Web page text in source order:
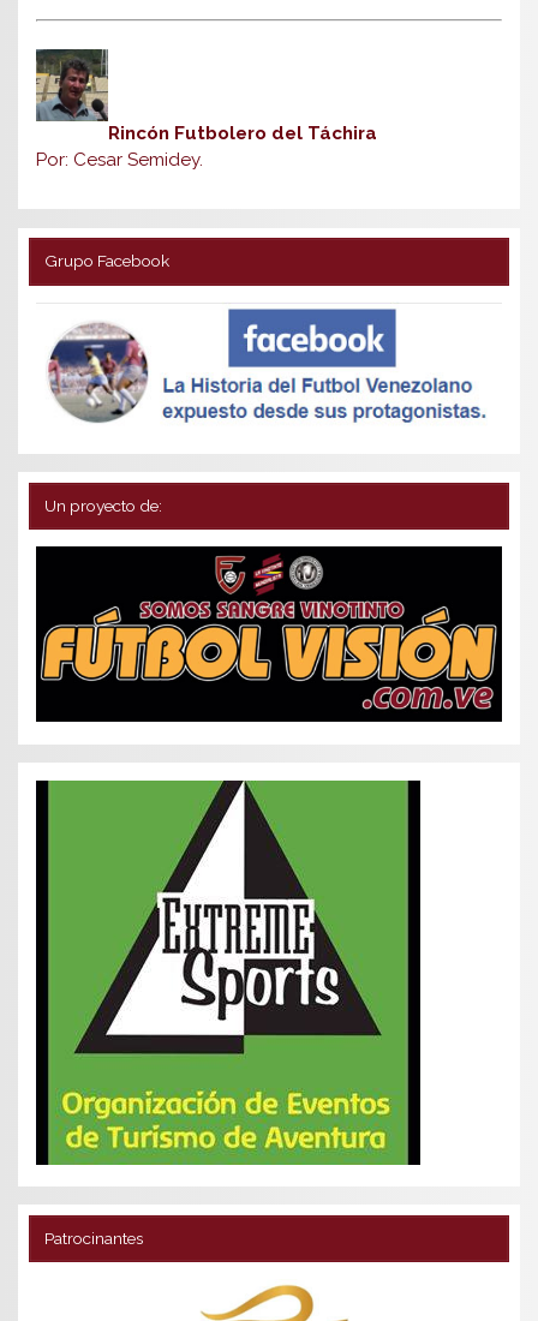
Rincón Futbolero del Táchira
Por: Cesar Semidey.
Grupo Facebook
Un proyecto de:
Patrocinantes